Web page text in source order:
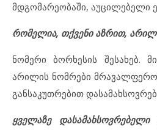
მდგომარეობაში, აუცილებელი
რომელია, თქვენი აზრით,
ნომერი ბორხესის შესახებ.
არილის ნომრები
განსაკუთრებით
ყველაზე